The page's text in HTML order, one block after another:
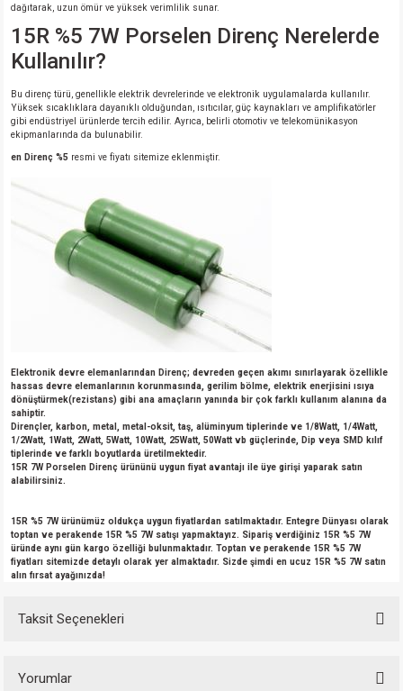
dağıtarak, uzun ömür ve yüksek verimlilik sunar.
15R %5 7W Porselen Direnç Nerelerde
Kullanılır?
Bu direnç türü, genellikle elektrik devrelerinde ve elektronik uygulamalarda kullanılır.
Yüksek sıcaklıklara dayanıklı olduğundan, ısıtıcılar, güç kaynakları ve amplifikatörler
gibi endüstriyel ürünlerde tercih edilir. Ayrıca, belirli otomotiv ve telekomünikasyon
ekipmanlarında da bulunabilir.
en Direnç %5 resmi ve fiyatı sitemize eklenmiştir.
Elektronik devre elemanlarından Direnç; devreden geçen akımı sınırlayarak özellikle
hassas devre elemanlarının korunmasında, gerilim bölme, elektrik enerjisini ısıya
dönüştürmek(rezistans) gibi ana amaçların yanında bir çok farklı kullanım alanına da
sahiptir.
Dirençler, karbon, metal, metal-oksit, taş, alüminyum tiplerinde ve 1/8Watt, 1/4Watt,
1/2Watt, 1Watt, 2Watt, 5Watt, 10Watt, 25Watt, 50Watt vb güçlerinde, Dip veya SMD kılıf
tiplerinde ve farklı boyutlarda üretilmektedir.
15R 7W Porselen Direnç ürününü uygun fiyat avantajı ile üye girişi yaparak satın
alabilirsiniz.
15R %5 7W ürünümüz oldukça uygun fiyatlardan satılmaktadır. Entegre Dünyası olarak
toptan ve perakende 15R %5 7W satışı yapmaktayız. Sipariş verdiğiniz 15R %5 7W
üründe aynı gün kargo özelliği bulunmaktadır. Toptan ve perakende 15R %5 7W
fiyatları sitemizde detaylı olarak yer almaktadır. Sizde şimdi en ucuz 15R %5 7W satın
alın fırsat ayağınızda!
Taksit Seçenekleri
Yorumlar